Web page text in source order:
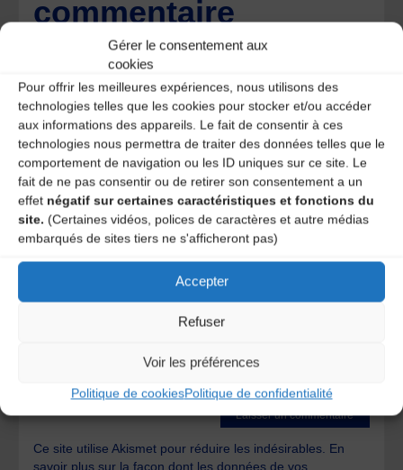
Gérer le consentement aux
cookies
Pour offrir les meilleures expériences, nous utilisons des
technologies telles que les cookies pour stocker et/ou accéder
aux informations des appareils. Le fait de consentir à ces
technologies nous permettra de traiter des données telles que le
comportement de navigation ou les ID uniques sur ce site. Le
fait de ne pas consentir ou de retirer son consentement a un
effet négatif sur certaines caractéristiques et fonctions du
site. (Certaines vidéos, polices de caractères et autre médias
embarqués de sites tiers ne s'afficheront pas)
Accepter
Refuser
Voir les préférences
Politique de cookiesPolitique de confidentialité
commentaire
Votre adresse e-mail ne sera pas publiée. Les champs
obligatoires sont indiqués avec
Save my name, email, and site URL in my browser for next
Ce site utilise Akismet pour réduire les indésirables. En
savoir plus sur la façon dont les données de vos